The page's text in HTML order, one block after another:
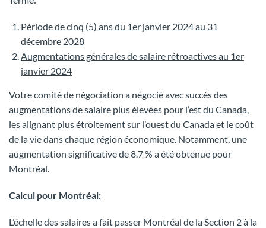
Période de cinq (5) ans du 1er janvier 2024 au 31
décembre 2028
Augmentations générales de salaire rétroactives au 1er
janvier 2024
Votre comité de négociation a négocié avec succès des
augmentations de salaire plus élevées pour l’est du Canada,
les alignant plus étroitement sur l’ouest du Canada et le coût
de la vie dans chaque région économique. Notamment, une
augmentation significative de 8.7 % a été obtenue pour
Montréal.
Calcul pour Montréal:
L’échelle des salaires a fait passer Montréal de la Section 2 à la